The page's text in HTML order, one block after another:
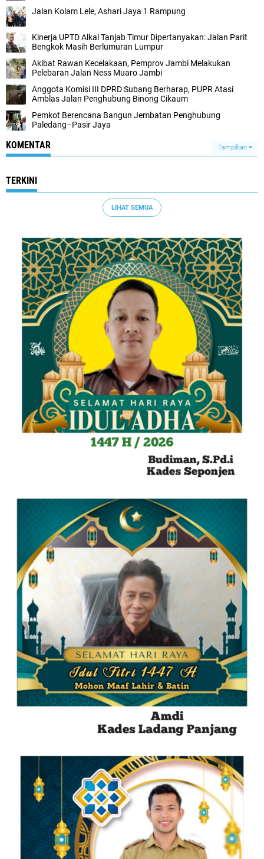
Jalan Kolam Lele, Ashari Jaya 1 Rampung
Kinerja UPTD Alkal Tanjab Timur Dipertanyakan: Jalan Parit
Bengkok Masih Berlumuran Lumpur
Akibat Rawan Kecelakaan, Pemprov Jambi Melakukan
Pelebaran Jalan Ness Muaro Jambi
Anggota Komisi III DPRD Subang Berharap, PUPR Atasi
Amblas Jalan Penghubung Binong Cikaum
Pemkot Berencana Bangun Jembatan Penghubung
Paledang–Pasir Jaya
KOMENTAR Tampilkan
TERKINI
LIHAT SEMUA